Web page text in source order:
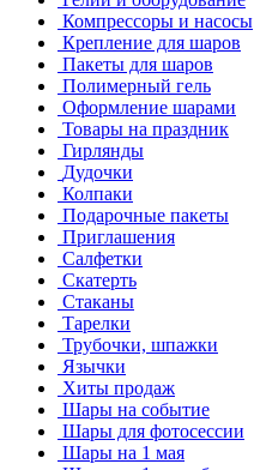
Компрессоры и насосы
Крепление для шаров
Пакеты для шаров
Полимерный гель
Оформление шарами
Товары на праздник
Гирлянды
Дудочки
Колпаки
Подарочные пакеты
Приглашения
Салфетки
Скатерть
Стаканы
Тарелки
Трубочки, шпажки
Язычки
Хиты продаж
Шары на событие
Шары для фотосессии
Шары на 1 мая